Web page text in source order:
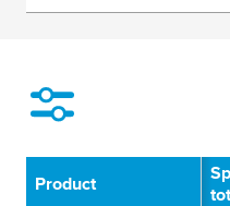
Product